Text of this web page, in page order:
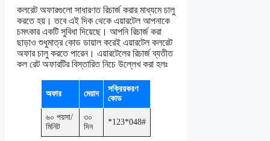
কলরেট অফারগুলো সাধারণত রিচার্জ করার মাধ্যমে চালু
করতে হয়। তবে এই দিক থেকে এয়ারটেল আপনাকে
চমৎকার একটি সুবিধা দিয়েছে। আপনি রিচার্জ করা
ছাড়াও শুধুমাত্র কোড ডায়াল করেই এয়ারটেল কলরেট
অফার চালু করতে পারেন। এয়ারটেলের রিচার্জ ব্যতীত
কল রেট অফারটির বিস্তারিত নিচে উল্লেখ করা হলঃ
অফার মেয়াদ
সক্রিয়করণ
কোড
৬০ পয়সা/
মিনিট
৩০
দিন
*123*048#